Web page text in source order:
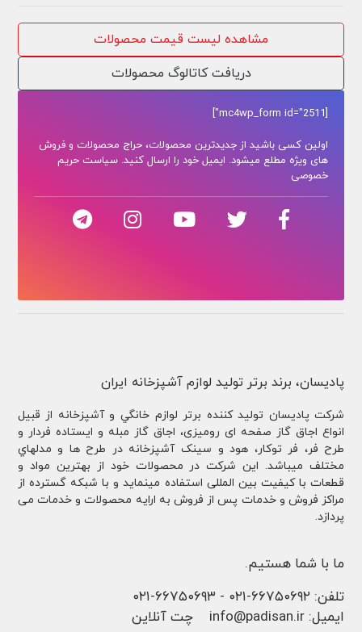
مشاهده لیست قیمت محصولات
دریافت کاتالوگ محصولات
[mc4wp_form id="2511"]
اولین کسی باشید از جدیدترین محصولات، حراج محصولات و فروش
های ویژه مطلع میشود. ایمیل خود را ارسال کنید. سیاست حریم
خصوصی
پادیسان، برند برتر تولید لوازم آشپزخانه ایران
شركت پادیسان توليد کننده برتر لوازم خانگي و آشپزخانه از قبيل
انواع اجاق گاز صفحه ای رومیزی، اجاق گاز مبله و ایستاده فردار و
طرح فر، فر توكار، هود و سینک آشپزخانه در طرح ها و مدلهاي
مختلف ميباشد. این شرکت در محصولات خود از بهترین مواد و
قطعات با کیفیت بین المللی استفاده مینماید و با شبکه گسترده از
مراکز فروش و خدمات پس از فروش به ارایه محصولات و خدمات می
پردازد.
ما با شما هستیم.
تلفن: ۶۶۷۵۰۶۹۲-۰۲۱ - ۶۶۷۵۰۶۹۳-۰۲۱
ایمیل: info@padisan.ir چت آنلاین